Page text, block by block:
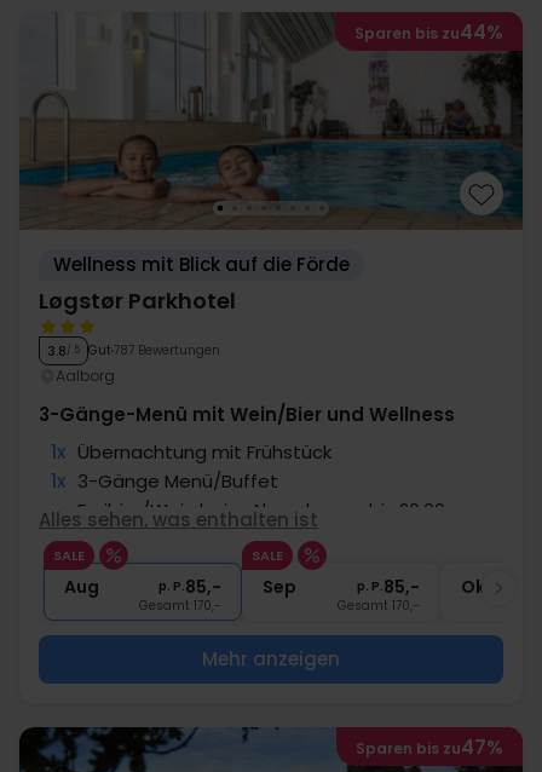
Sparen bis zu44%
Wellness mit Blick auf die Förde
Løgstør Parkhotel
3.8/ 5 Gut 787 Bewertungen
Aalborg
3-Gänge-Menü mit Wein/Bier und Wellness
1x Übernachtung mit Frühstück
1x 3-Gänge Menü/Buffet
∞ Freibier/Wein beim Abendessen bis 20:00
1x Gratiszugang zu Pool & Wellness
∞ Gratis Internet und Parken
Alles sehen, was enthalten ist
SALE
Aug p. P.85,-
Gesamt 170,-
SALE
Sep p. P.85,-
Gesamt 170,-
Okt
Mehr anzeigen
Sparen bis zu47%